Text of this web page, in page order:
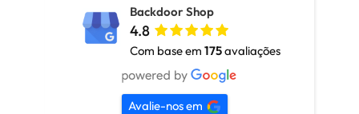
Backdoor Shop
4.8
Com base em 175avaliações
Avalie-nos em